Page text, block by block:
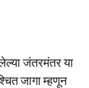
जंतरमंतर या
जागा म्हणून